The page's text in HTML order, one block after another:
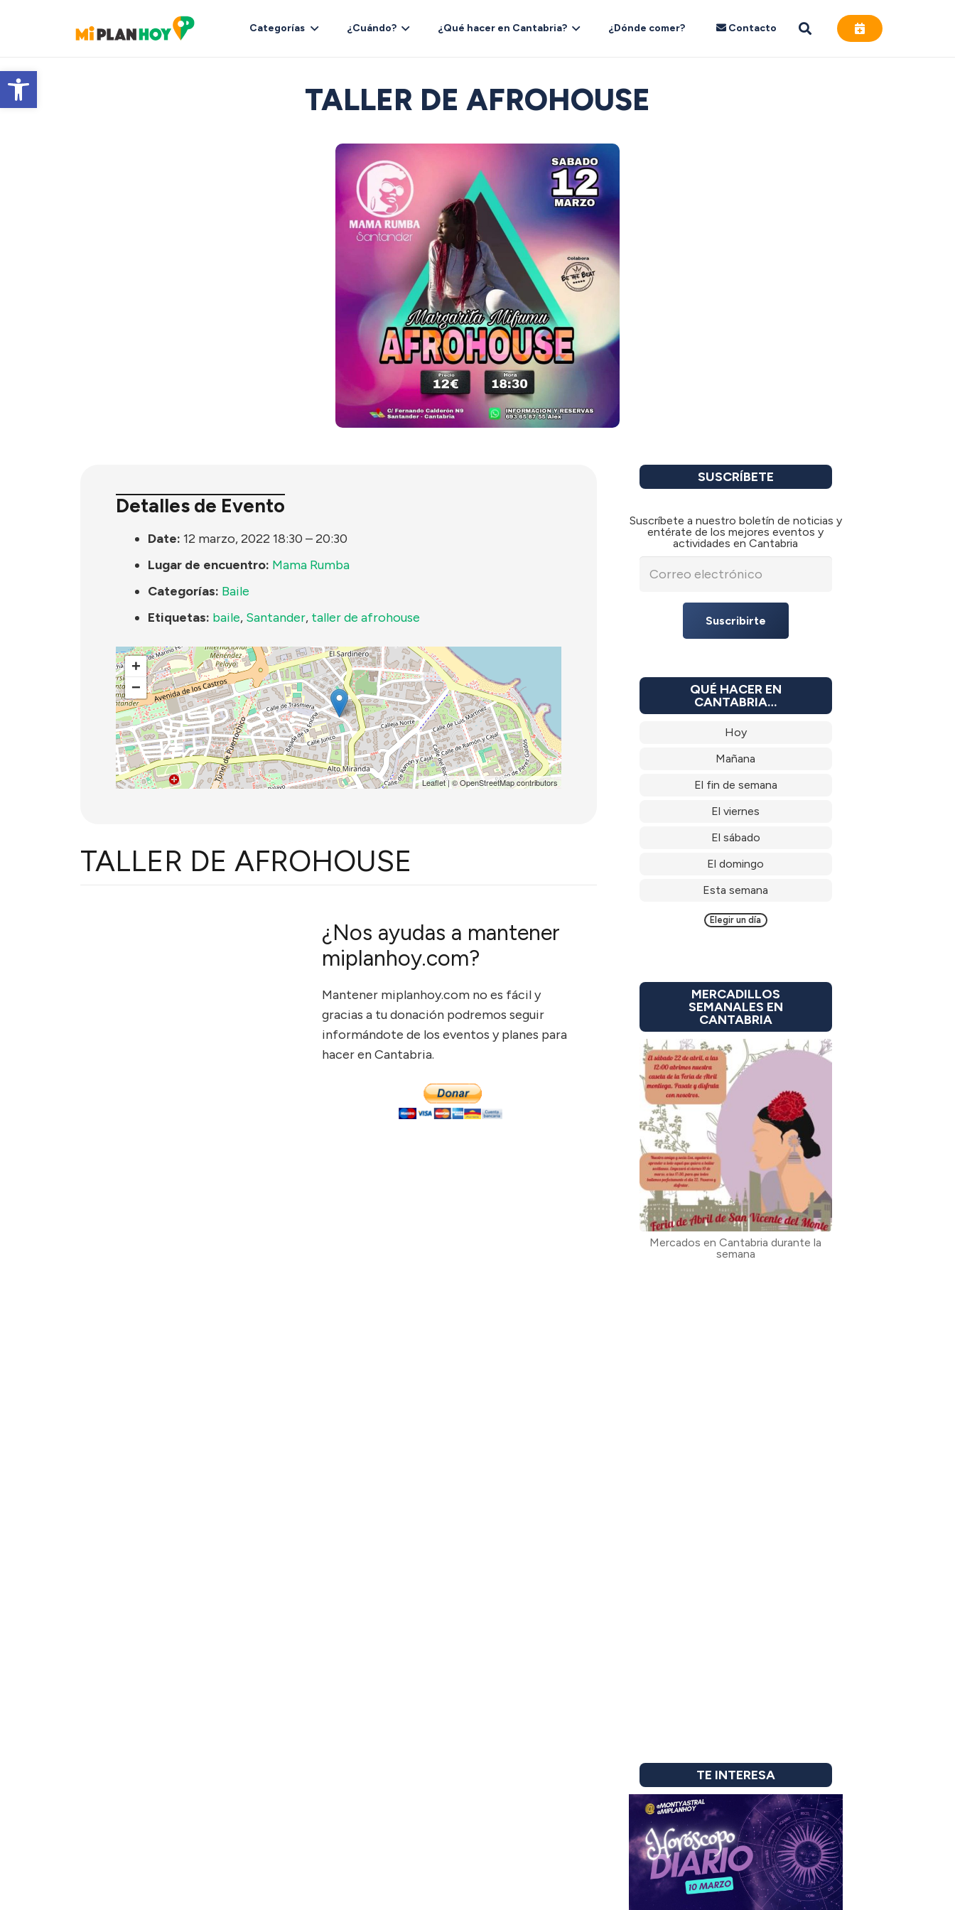
Abrir barra de herramientas
Categorías ¿Cuándo? ¿Qué hacer en Cantabria? ¿Dónde comer? Contacto
TALLER DE AFROHOUSE
Detalles de Evento
Date: 12 marzo, 2022 18:30 –20:30
Lugar de encuentro: Mama Rumba
Categorías: Baile
Etiquetas: baile, Santander, taller de afrohouse
+
−
Leaflet| ©OpenStreetMapcontributors
TALLER DE AFROHOUSE
¿Nos ayudas a mantener
miplanhoy.com?
Mantener miplanhoy.com no es fácil y
gracias a tu donación podremos seguir
informándote de los eventos y planes para
hacer en Cantabria.
SUSCRÍBETE
Suscríbete a nuestro boletín de noticias y
entérate de los mejores eventos y
actividades en Cantabria
Suscribirte
QUÉ HACER EN
CANTABRIA…
Hoy
Mañana
El fin de semana
El viernes
El sábado
El domingo
Esta semana
Elegir un día
MERCADILLOS
SEMANALES EN
CANTABRIA
Mercados en Cantabria durante la
semana
TE INTERESA